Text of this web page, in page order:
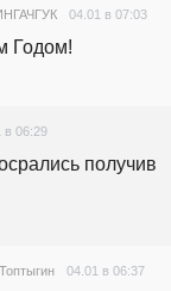
04.01 в 07:03
Годом!
в 06:29
получив
04.01 в 06:37